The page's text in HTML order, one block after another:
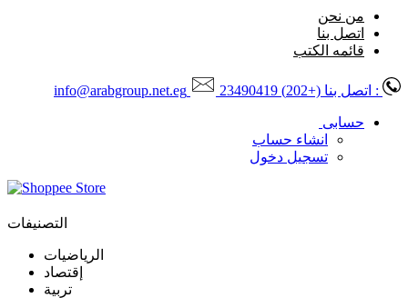
من نحن
اتصل بنا
قائمه الكتب
: اتصل بنا (+202) 23490419
info@arabgroup.net.eg
حسابى
انشاء حساب
تسجيل دخول
التصنيفات
الرياضيات
إقتصاد
تربية